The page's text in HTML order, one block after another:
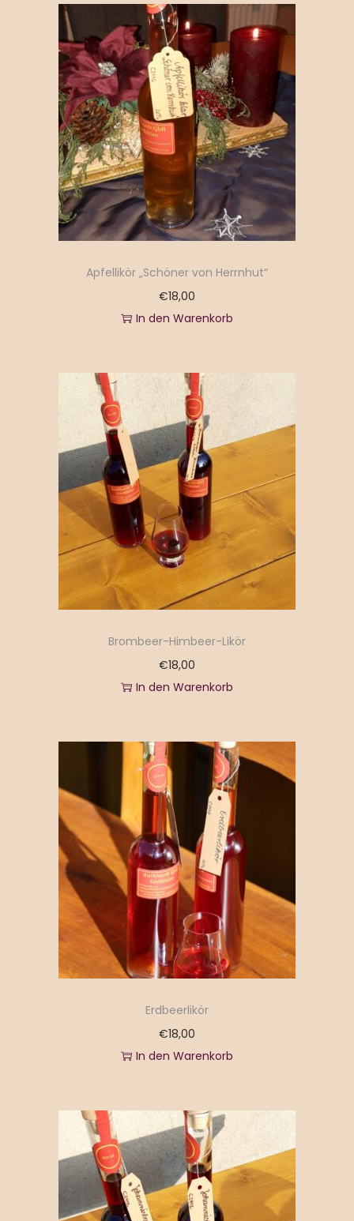
t
i
o
n
t
Apfellikör „Schöner von Herrnhut“
€18,00
In den Warenkorb
Brombeer-Himbeer-Likör
€18,00
In den Warenkorb
Erdbeerlikör
€18,00
In den Warenkorb